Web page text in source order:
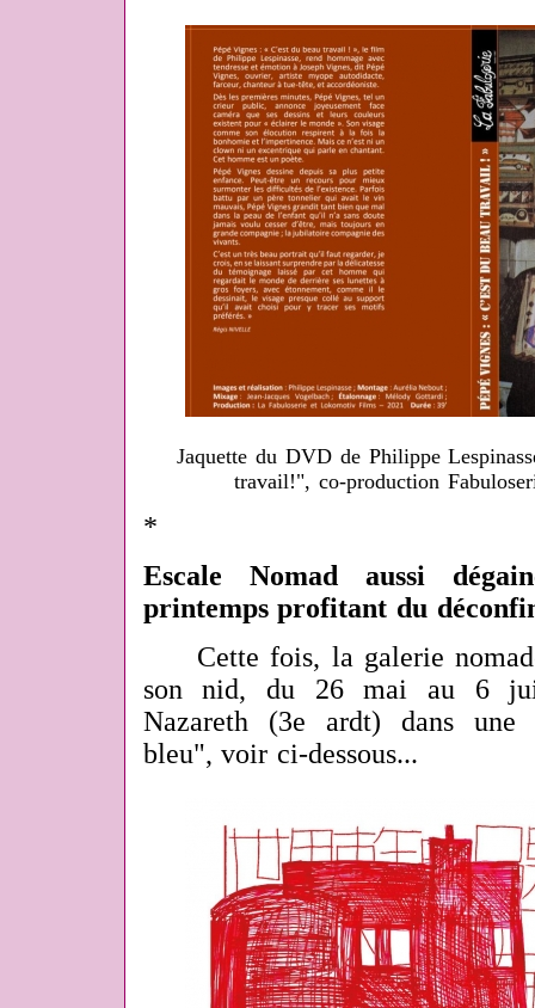
Jaquette du DVD de Philippe
travail!", co-production
*
Escale Nomad aussi
printemps profitant du
Cette fois, la galerie
son nid, du 26 mai au 6
Nazareth (3e ardt) dans
bleu", voir ci-dessous...